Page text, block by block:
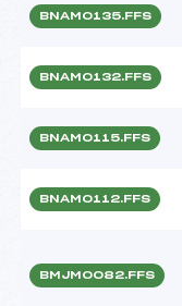
BNAM0135.FFS
BNAM0132.FFS
BNAM0115.FFS
BNAM0112.FFS
BMJM0082.FFS